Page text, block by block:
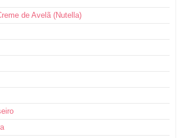
de Avelã (Nutella)